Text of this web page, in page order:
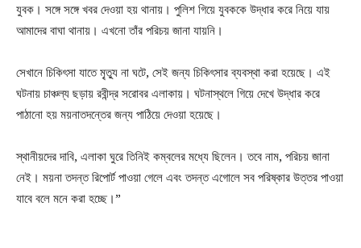
যুবক। সঙ্গে সঙ্গে খবর দেওয়া হয় থানায়। পুলিশ গিয়ে যুবককে উদ্ধার করে নিয়ে যায়
আমাদের বাঘা থানায়। এখনো তাঁর পরিচয় জানা যায়নি।
সেখানে চিকিৎসা যাতে মৃ্ত্যু না ঘটে, সেই জন্য চিকিৎসার ব্যবস্থা করা হয়েছে। এই
ঘটনায় চাঞ্চল্য ছড়ায় রবীন্দ্র সরোবর এলাকায়। ঘটনাস্থলে গিয়ে দেখে উদ্ধার করে
পাঠানো হয় ময়নাতদন্তের জন্য পাঠিয়ে দেওয়া হয়েছে।
স্থানীয়দের দাবি, এলাকা ঘুরে তিনিই কম্বলের মধ্যে ছিলেন। তবে নাম, পরিচয় জানা
নেই। ময়না তদন্ত রিপোর্ট পাওয়া গেলে এবং তদন্ত এগোলে সব পরিষ্কার উত্তর পাওয়া
যাবে বলে মনে করা হচ্ছে।”